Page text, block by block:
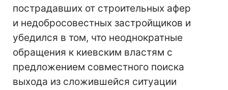
пострадавших от строительных афер
и недобросовестных застройщиков и
убедился в том, что неоднократные
обращения к киевским властям с
предложением совместного поиска
выхода из сложившейся ситуации